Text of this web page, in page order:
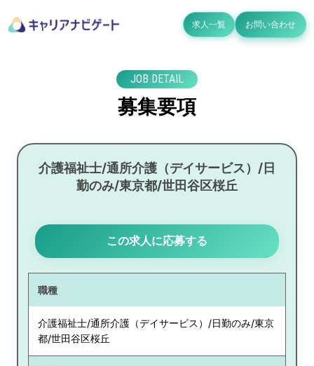
求人一覧 お問い合わせ
JOB DETAIL
募集要項
介護福祉士/通所介護（デイサービス）/日
勤のみ/東京都/世田谷区桜丘
この求人に応募する
職種
介護福祉士/通所介護（デイサービス）/日勤のみ/東京
都/世田谷区桜丘